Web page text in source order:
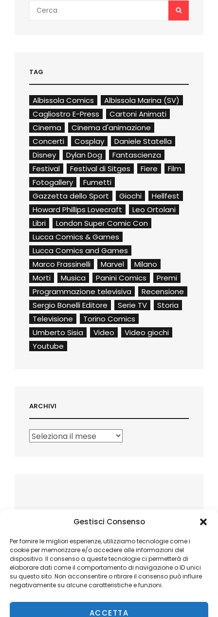
Gestisci Consenso
Per fornire le migliori esperienze, utilizziamo tecnologie come i
cookie per memorizzare e/o accedere alle informazioni del
dispositivo. Il consenso a queste tecnologie ci permetterà di
elaborare dati come il comportamento di navigazione o ID unici
su questo sito. Non acconsentire o ritirare il consenso può influire
negativamente su alcune caratteristiche e funzioni.
ACCETTA
for:
SEARCH
TAG
Albissola Comics
Albissola Marina (SV)
Cagliostro E-Press
Cartoni Animati
Cinema
Cinema d'animazione
Concerti
Cosplay
Daniele Statella
Disney
Dylan Dog
Fantascienza
Festival
Festival di Sitges Fiere
Film
Fotogallery
Fumetti
Gazzetta dello Sport
Giochi
Hellfest
Howard Phillips Lovecraft
Leo Ortolani
Libri
London Super Comic Con
Lucca Comics & Games
Lucca Comics and Games
Marco Frassinelli
Marvel
Milano
Morti
Musica Panini Comics
Premi
Programmazione televisiva
Recensione
Sergio Bonelli Editore
Serie TV
Storia
Televisione
Torino Comics
Umberto Sisia
Video
Video giochi
Youtube
ARCHIVI
Archivi